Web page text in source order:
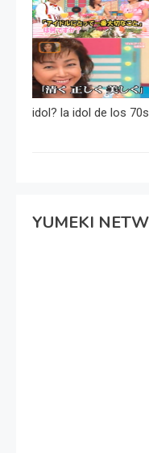
idol? la idol de los
YUMEKI